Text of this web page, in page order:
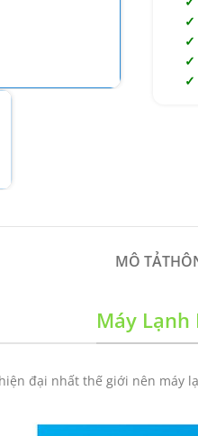
MÔ TẢ
Máy Lạnh
đại nhất thế giới nên máy